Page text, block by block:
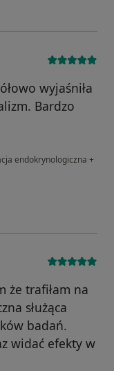
wyjaśniła
Bardzo
endokrynologiczna +
że trafiłam na
służąca
badań.
widać efekty w